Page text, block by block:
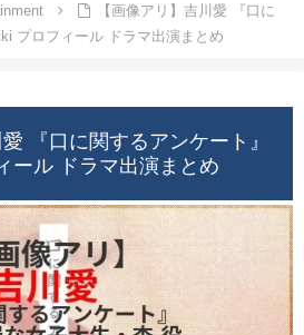
【画像アリ】吉川愛 『口に
プロフィール ドラマ出演まとめ
『口に関するアンケート』
ール ドラマ出演まとめ